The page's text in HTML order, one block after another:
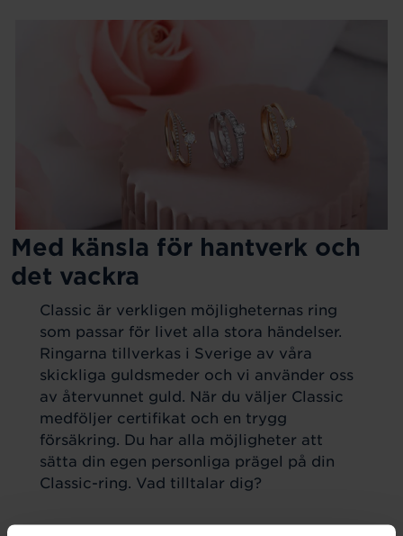
Med känsla för hantverk och
det vackra
Classic är verkligen möjligheternas ring
som passar för livet alla stora händelser.
Ringarna tillverkas i Sverige av våra
skickliga guldsmeder och vi använder oss
av återvunnet guld. När du väljer Classic
medföljer certifikat och en trygg
försäkring. Du har alla möjligheter att
sätta din egen personliga prägel på din
Classic-ring. Vad tilltalar dig?